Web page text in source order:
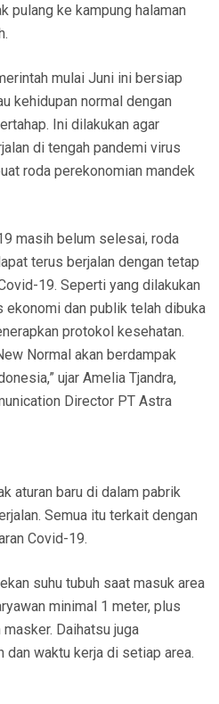
pulang ke kampung halaman
mulai Juni ini bersiap
kehidupan normal dengan
Ini dilakukan agar
di tengah pandemi virus
roda perekonomian mandek
masih belum selesai, roda
terus berjalan dengan tetap
19. Seperti yang dilakukan
ekonomi dan publik telah dibuka
protokol kesehatan.
Normal akan berdampak
ujar Amelia Tjandra,
Director PT Astra
aturan baru di dalam pabrik
Semua itu terkait dengan
Covid-19.
suhu tubuh saat masuk area
minimal 1 meter, plus
Daihatsu juga
dan waktu kerja di setiap area.